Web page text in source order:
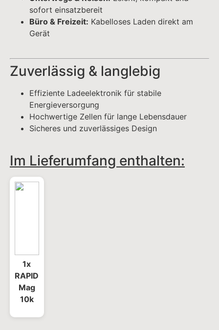
Im Lieferumfang enthalten:
1x
RAPID
10k
0,187 kg
Maße
10,3 × 7,16 × 1,55 cm
Farbe
Weiß, Schwarz, Lila